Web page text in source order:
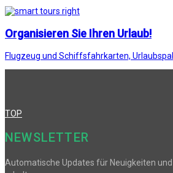
Organisieren Sie Ihren Urlaub!
Flugzeug und Schiffsfahrkarten,
TOP
NEWSLETTER
Automatische Updates für Neuigkeiten